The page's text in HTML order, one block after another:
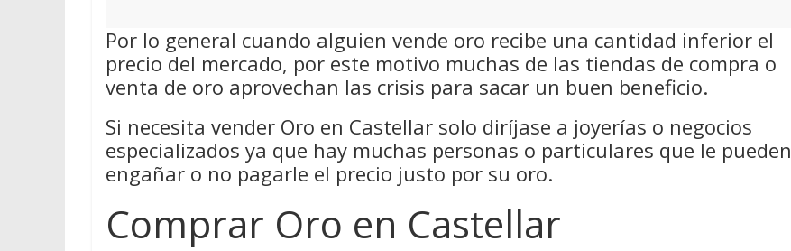
Por lo general cuando alguien vende oro recibe una cantidad inferior el
precio del mercado, por este motivo muchas de las tiendas de compra o
venta de oro aprovechan las crisis para sacar un buen beneficio.
Si necesita vender Oro en Castellar solo diríjase a joyerías o negocios
especializados ya que hay muchas personas o particulares que le pueden
engañar o no pagarle el precio justo por su oro.
Comprar Oro en Castellar